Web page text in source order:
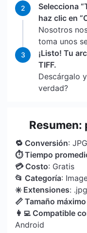
2
Selecciona
haz clic en
Nosotros
toma unos
3
¡Listo! Tu
TIFF.
Descárgalo
verdad?
Resumen:
🔁 Conversión:
⏱ Tiempo
💳 Costo: Gratis
📂 Categoría:
✳️ Extensiones:
📏 Tamaño
👩‍💻 Compatible
Android